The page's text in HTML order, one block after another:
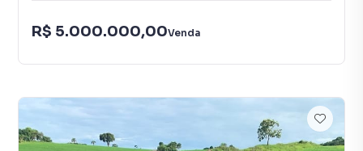
R$ 5.000.000,00Venda